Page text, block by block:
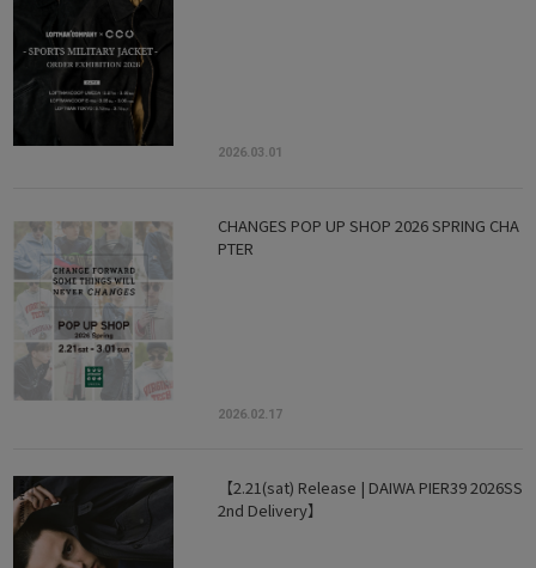
2026.03.01
CHANGES POP UP SHOP 2026 SPRING CHA
PTER
2026.02.17
【2.21(sat) Release | DAIWA PIER39 2026SS
2nd Delivery】